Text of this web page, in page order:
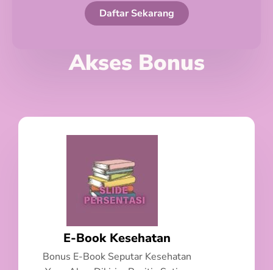
Daftar Sekarang
Akses Bonus
E-Book Kesehatan
Bonus E-Book Seputar Kesehatan